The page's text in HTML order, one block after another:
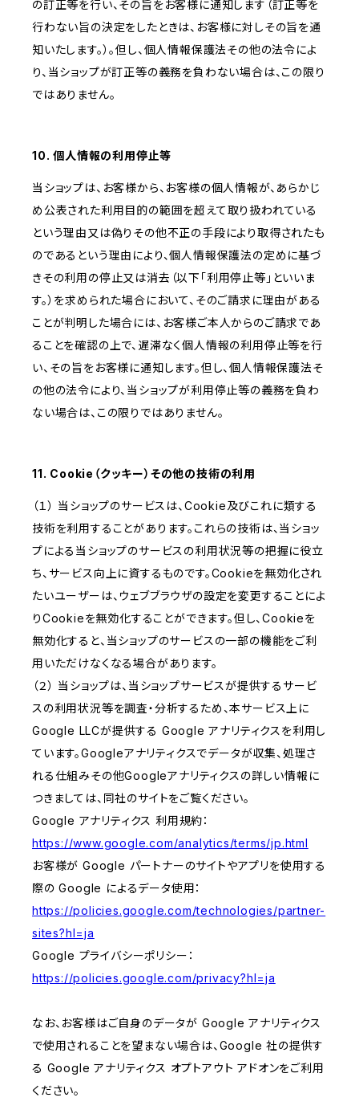
の訂正等を行い、その旨をお客様に通知します（訂正等を
行わない旨の決定をしたときは、お客様に対しその旨を通
知いたします。）。但し、個人情報保護法その他の法令によ
り、当ショップが訂正等の義務を負わない場合は、この限り
ではありません。
10. 個人情報の利用停止等
当ショップは、お客様から、お客様の個人情報が、あらかじ
め公表された利用目的の範囲を超えて取り扱われている
という理由又は偽りその他不正の手段により取得されたも
のであるという理由により、個人情報保護法の定めに基づ
きその利用の停止又は消去（以下「利用停止等」といいま
す。）を求められた場合において、そのご請求に理由がある
ことが判明した場合には、お客様ご本人からのご請求であ
ることを確認の上で、遅滞なく個人情報の利用停止等を行
い、その旨をお客様に通知します。但し、個人情報保護法そ
の他の法令により、当ショップが利用停止等の義務を負わ
ない場合は、この限りではありません。
11. Cookie（クッキー）その他の技術の利用
（１） 当ショップのサービスは、Cookie及びこれに類する
技術を利用することがあります。これらの技術は、当ショッ
プによる当ショップのサービスの利用状況等の把握に役立
ち、サービス向上に資するものです。Cookieを無効化され
たいユーザーは、ウェブブラウザの設定を変更することによ
りCookieを無効化することができます。但し、Cookieを
無効化すると、当ショップのサービスの一部の機能をご利
用いただけなくなる場合があります。
（２） 当ショップは、当ショップサービスが提供するサービ
スの利用状況等を調査・分析するため、本サービス上に
Google LLCが提供する Google アナリティクスを利用し
ています。Googleアナリティクスでデータが収集、処理さ
れる仕組みその他Googleアナリティクスの詳しい情報に
つきましては、同社のサイトをご覧ください。
Google アナリティクス 利用規約：
https://www.google.com/analytics/terms/jp.html
お客様が Google パートナーのサイトやアプリを使用する
際の Google によるデータ使用：
https://policies.google.com/technologies/partner-
sites?hl=ja
Google プライバシーポリシー：
https://policies.google.com/privacy?hl=ja
なお、お客様はご自身のデータが Google アナリティクス
で使用されることを望まない場合は、Google 社の提供す
る Google アナリティクス オプトアウト アドオンをご利用
ください。